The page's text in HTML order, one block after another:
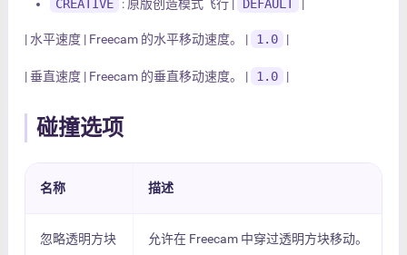
CREATIVE : 原版创造模式飞行 | DEFAULT
| 水平速度 | Freecam 的水平移动速度。 | 1.0 |
| 垂直速度 | Freecam 的垂直移动速度。 | 1.0 |
碰撞选项
名称 描述
忽略透明方块 允许在 Freecam 中穿过透明方块移动。